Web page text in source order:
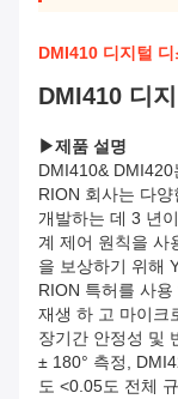
DMI410 디지털 디
DMI410 디
▶제품 설명
DMI410&
RION 회사는 다
개발하는 데 3 년
계 제어 원칙을 사
을 보상하기 위해
RION 특허를 사
재생 하 고 마이크
장기간 안정성 및
± 180° 측정,
도 <0.05도 전체